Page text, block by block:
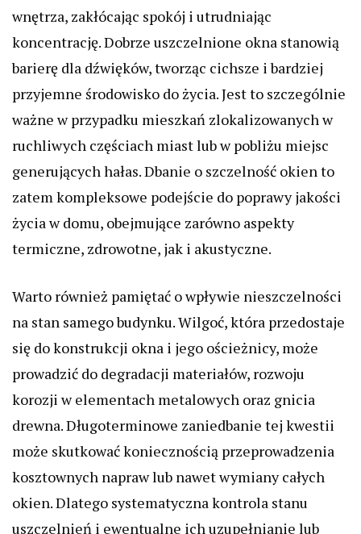
wnętrza, zakłócając spokój i utrudniając
koncentrację. Dobrze uszczelnione okna stanowią
barierę dla dźwięków, tworząc cichsze i bardziej
przyjemne środowisko do życia. Jest to szczególnie
ważne w przypadku mieszkań zlokalizowanych w
ruchliwych częściach miast lub w pobliżu miejsc
generujących hałas. Dbanie o szczelność okien to
zatem kompleksowe podejście do poprawy jakości
życia w domu, obejmujące zarówno aspekty
termiczne, zdrowotne, jak i akustyczne.
Warto również pamiętać o wpływie nieszczelności
na stan samego budynku. Wilgoć, która przedostaje
się do konstrukcji okna i jego ościeżnicy, może
prowadzić do degradacji materiałów, rozwoju
korozji w elementach metalowych oraz gnicia
drewna. Długoterminowe zaniedbanie tej kwestii
może skutkować koniecznością przeprowadzenia
kosztownych napraw lub nawet wymiany całych
okien. Dlatego systematyczna kontrola stanu
uszczelnień i ewentualne ich uzupełnianie lub